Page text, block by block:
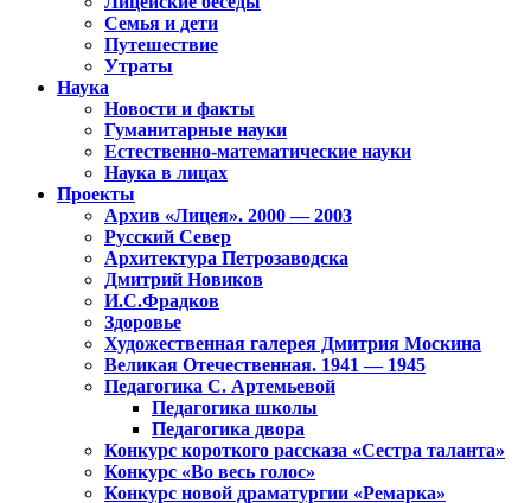
Семья и дети
Путешествие
Утраты
Наука
Новости и факты
Гуманитарные науки
Естественно-математические науки
Наука в лицах
Проекты
Архив «Лицея». 2000 — 2003
Русский Север
Архитектура Петрозаводска
Дмитрий Новиков
И.С.Фрадков
Здоровье
Художественная галерея Дмитрия Москина
Великая Отечественная. 1941 — 1945
Педагогика С. Артемьевой
Педагогика школы
Педагогика двора
Конкурс короткого рассказа «Сестра таланта»
Конкурс «Во весь голос»
Конкурс новой драматургии «Ремарка»